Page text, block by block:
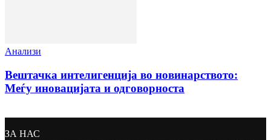
Анализи
Вештачка интелигенција во новинарството:
Меѓу иновацијата и одговорноста
ЗА НАС